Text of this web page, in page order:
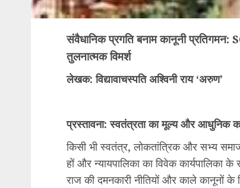
संवैधानिक प्रगति बनाम कानूनी
तुलनात्मक विमर्श
​लेखक: विद्यावाचस्पति अश्विनी राय ‘अरुण’
​प्रस्तावना: स्वतंत्रता का मूल्य और आधुनिक
​किसी भी स्वतंत्र, लोकतांत्रिक और सभ्य
हों और न्यायपालिका का विवेक कार्यपालिका के
राज की दमनकारी नीतियों और काले